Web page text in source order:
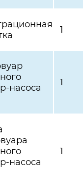
1
насоса
1
насоса
1